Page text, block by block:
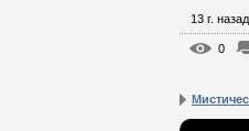
13 г. назад
0